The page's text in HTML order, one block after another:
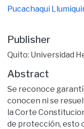
Pucachaqui
Publisher
Quito: Universidad
Abstract
Se reconoce
conocen ni se
la Corte
de protección, esto